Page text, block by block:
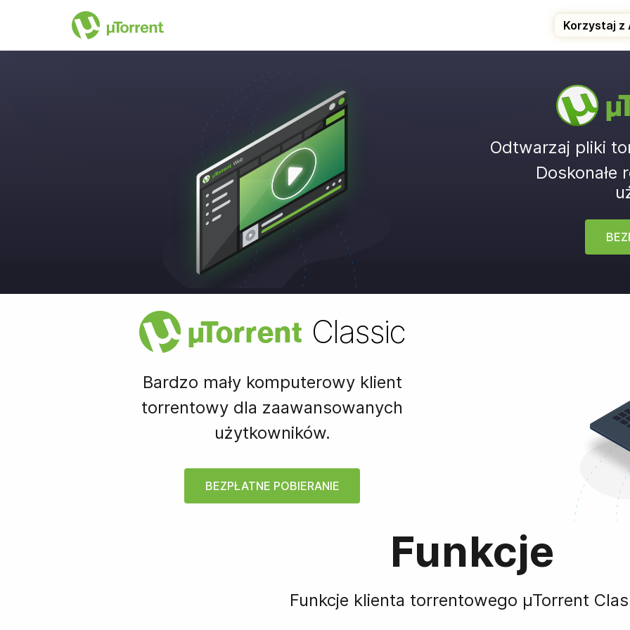
Korzystaj z
µ
Odtwarzaj pliki
Doskonałe
µTorrent Classic
Bardzo mały komputerowy klient
torrentowy dla zaawansowanych
użytkowników.
BEZPŁATNE POBIERANIE
Funkcje
Funkcje klienta torrentowego µTorrent